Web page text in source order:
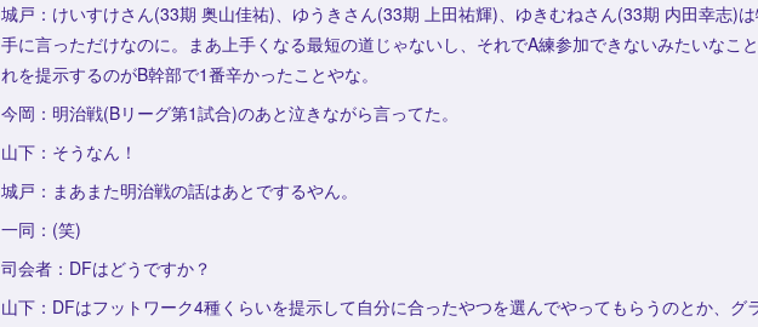
城戸：けいすけさん(33期 奥山佳祐)、ゆうきさん(33期 上田祐輝)、ゆきむねさん(33期 内田幸志)
手に言っただけなのに。まあ上手くなる最短の道じゃないし、それでA練参加できないみたいなこ
れを提示するのがB幹部で1番辛かったことやな。
今岡：明治戦(Bリーグ第1試合)のあと泣きながら言ってた。
山下：そうなん！
城戸：まあまた明治戦の話はあとでするやん。
一同：(笑)
司会者：DFはどうですか？
山下：DFはフットワーク4種くらいを提示して自分に合ったやつを選んでやってもらうのとか、グ